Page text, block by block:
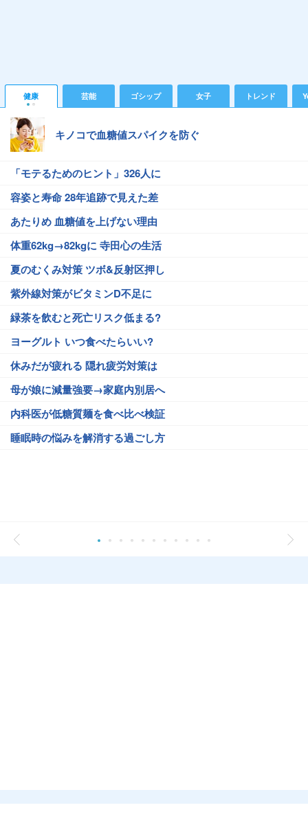
健康 芸能 ゴシップ 女子 トレンド
キノコで血糖値スパイクを防ぐ
「モテるためのヒント」326人に
容姿と寿命 28年追跡で見えた差
あたりめ 血糖値を上げない理由
体重62kg→82kgに 寺田心の生活
夏のむくみ対策 ツボ&反射区押し
紫外線対策がビタミンD不足に
緑茶を飲むと死亡リスク低まる?
ヨーグルト いつ食べたらいい?
休みだが疲れる 隠れ疲労対策は
母が娘に減量強要→家庭内別居へ
内科医が低糖質麺を食べ比べ検証
睡眠時の悩みを解消する過ごし方